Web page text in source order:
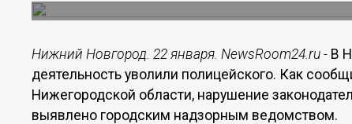
Нижний Новгород. 22 января. NewsRoom24.ru - В
деятельность уволили полицейского. Как
Нижегородской области, нарушение
выявлено городским надзорным ведомством.